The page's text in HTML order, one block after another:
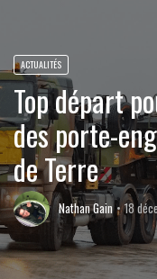
ACTUALITÉS
Top départ
des porte-
de Terre
Nathan Gain 18